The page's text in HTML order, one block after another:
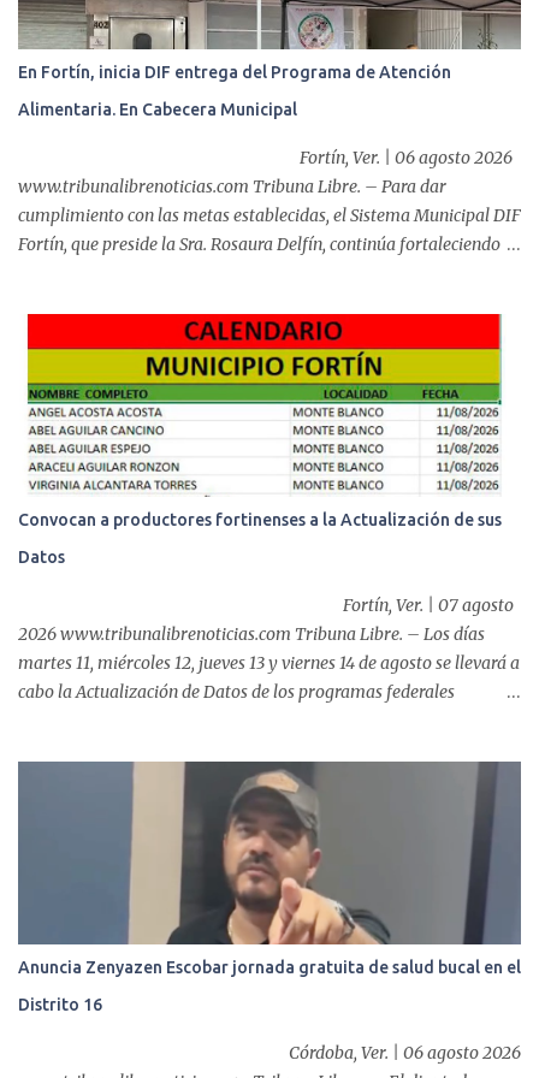
En Fortín, inicia DIF entrega del Programa de Atención
Alimentaria. En Cabecera Municipal
Fortín, Ver. | 06 agosto 2026
www.tribunalibrenoticias.com Tribuna Libre. – Para dar
cumplimiento con las metas establecidas, el Sistema Municipal DIF
Fortín, que preside la Sra. Rosaura Delfín, continúa fortaleciendo
Días y Primera Infancia” que inició este miércoles en la cabecera
municipal. Se trata de una estrategia que busca contribuir al
desarrollo y la nutrición de niñas, niños y mujeres en esta
importante etapa de vida. Durante la jornada, en la explanada del
Súper Ahorros, el director del organismo asistencial, Lic. Carlos
Adiel Pereda, realizó un recorrido por las sedes de entre...
Convocan a productores fortinenses a la Actualización de sus
Datos
Fortín, Ver. | 07 agosto
2026 www.tribunalibrenoticias.com Tribuna Libre. – Los días
martes 11, miércoles 12, jueves 13 y viernes 14 de agosto se llevará a
cabo la Actualización de Datos de los programas federales
Alfonso Efraín Marín Delfín, informa a las y los productores del
municipio sobre este proceso que realizará la Secretaría de
Agricultura, a través del CADER Córdoba. De acuerdo a la
información oficial, la convocatoria está dirigida a productores de
caña, café, maíz y frijol. Este trámite es indispensable para
mantener vigente el regist...
Anuncia Zenyazen Escobar jornada gratuita de salud bucal en el
Distrito 16
Córdoba, Ver. | 06 agosto 2026